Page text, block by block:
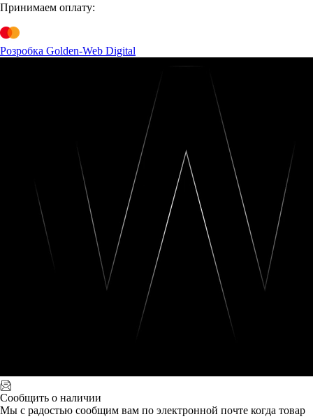
Принимаем оплату:
Розробка Golden-Web Digital
Сообщить о наличии
Мы с радостью сообщим вам по электронной почте когда товар